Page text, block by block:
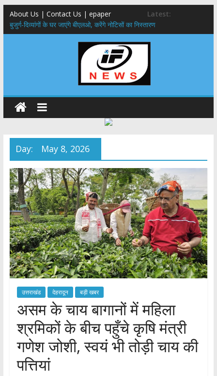
About Us | Contact Us | epaper
Latest:
बुजुर्ग-दिव्यांगों के घर जाएंगे बीएलओ, करेंगे नोटिसों का निस्तारण
24×7 अलर्ट मोड में रहें अधिकारी-मुख्य सचिव मानसून-एसईओसी से मुख्य सचिव ने
की विस्तृत समीक्षा कहा-बंद सड़कों को शीघ्र खोला जाए, लोगों को न हो दिक्कत
459 करोड़ से एचएनबी गढ़वाल विश्वविद्यालय में अनुसंधान संरचना होगी सुदृढ,उच्च
शिक्षा मंत्री धन सिंह रावत ने नवनियुक्त केन्द्रीय शिक्षा मंत्री से की मुलाकात
मुख्यमंत्री से महानिदेशक एनसीसी ने की शिष्टाचार भेंट,उत्तराखण्ड में एनसीसी के
विस्तार एवं आधुनिक आधारभूत संरचना के विकास पर हुई महत्वपूर्ण चर्चा
एमडीडीए बोर्ड बैठक, देहरादून और मसूरी के विकास के लिए 25 बड़े प्रस्तावों को मिली
हरी झंडी
Day: May 8, 2026
उत्तराखंड देहरादून बड़ी खबर
असम के चाय बागानों में महिला
श्रमिकों के बीच पहुँचे कृषि मंत्री
गणेश जोशी, स्वयं भी तोड़ी चाय की
पत्तियां